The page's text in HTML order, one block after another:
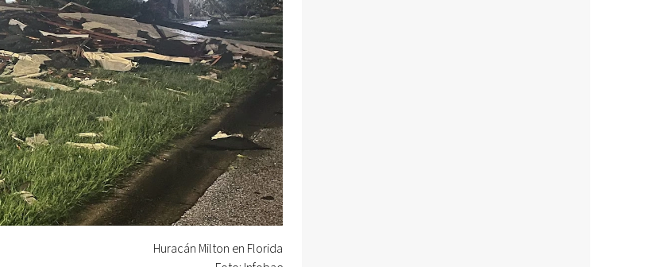
Huracán Milton en Florida